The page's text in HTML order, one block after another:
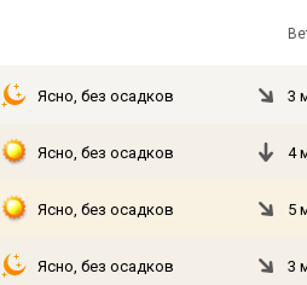
Ясно, без осадков 3
Ясно, без осадков 4
Ясно, без осадков 5
Ясно, без осадков 3